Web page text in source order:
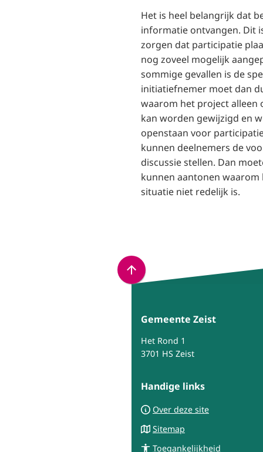
Het is heel belangrijk dat
informatie ontvangen. Dit
zorgen dat participatie
nog zoveel mogelijk
sommige gevallen is de
initiatiefnemer moet dan
waarom het project alleen
kan worden gewijzigd en
openstaan voor
kunnen deelnemers de
discussie stellen. Dan
kunnen aantonen waarom
situatie niet redelijk is.
Scroll
naar
het
begin
paginainhoud
Gemeente Zeist
Het Rond 1
3701 HS Zeist
Handige links
Over deze site
Sitemap
Toegankelijkheid